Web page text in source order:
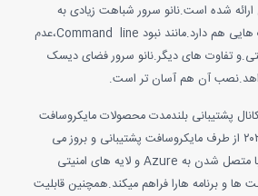
سرور شباهت زیادی به
Server Core دارد.تفاوت هایی هم دارد.مانند نبود Command line،عدم
۳۲ بیتی.و تفاوت های دیگر.نانو سرور فضای دیسک
هم آسان تر است.
بلندمدت محصولات مایکروسافت
تا سال ۲۰۲۹ از طرف مایکروسافت پشتیبانی و بروز می
شوند.این نسخه از برنامه با متصل شدن به Azure و لایه های امنیتی
هارا فراهم میکند.همچنین قابلیت